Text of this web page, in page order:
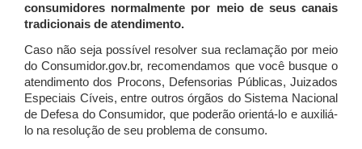
consumidores normalmente por meio de seus canais
tradicionais de atendimento.
Caso não seja possível resolver sua reclamação por meio
do Consumidor.gov.br, recomendamos que você busque o
atendimento dos Procons, Defensorias Públicas, Juizados
Especiais Cíveis, entre outros órgãos do Sistema Nacional
de Defesa do Consumidor, que poderão orientá-lo e auxiliá-
lo na resolução de seu problema de consumo.